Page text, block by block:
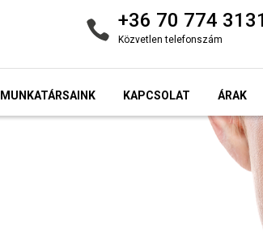
+36 70 774 3131
Közvetlen telefonszám
MUNKATÁRSAINK KAPCSOLAT ÁRAK